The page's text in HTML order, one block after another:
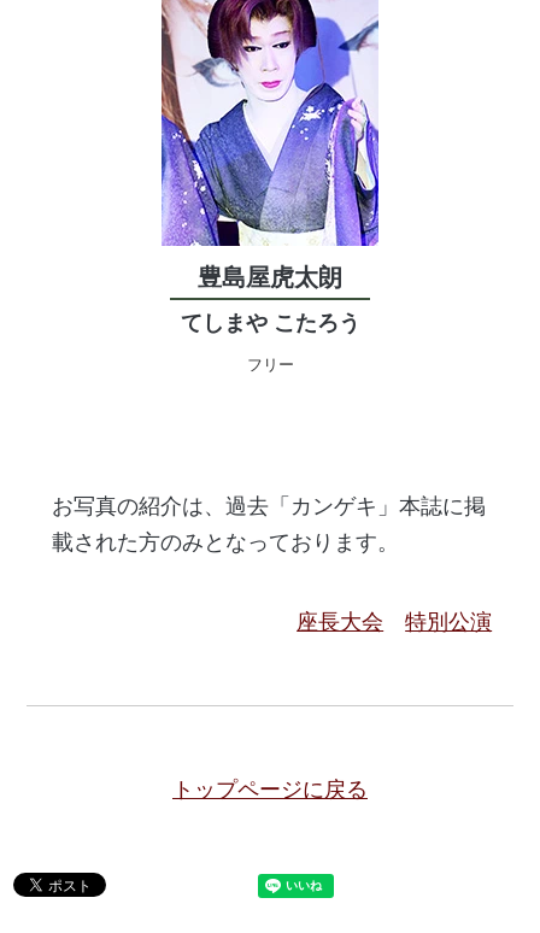
豊島屋虎太朗
てしまや こたろう
フリー
お写真の紹介は、過去「カンゲキ」本誌に掲
載された方のみとなっております。
座長大会 特別公演
トップページに戻る